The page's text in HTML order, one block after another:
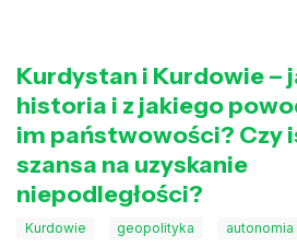
Kurdystan i Kurdowie –
historia i z jakiego
im państwowości? Czy
szansa na uzyskanie
niepodległości?
Kurdowie geopolityka autonomia